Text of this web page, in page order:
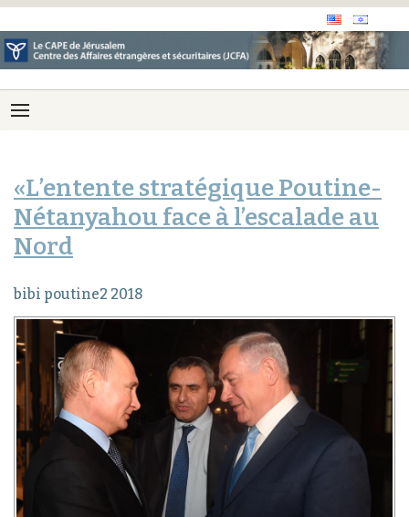
«L’entente stratégique Poutine-
Nétanyahou face à l’escalade au
Nord
bibi poutine2 2018